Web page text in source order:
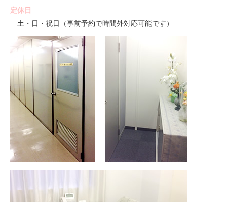
定休日
土・日・祝日（事前予約で時間外対応可能です）